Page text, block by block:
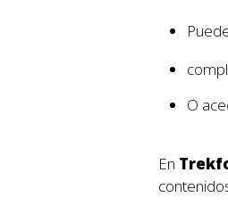
O
En